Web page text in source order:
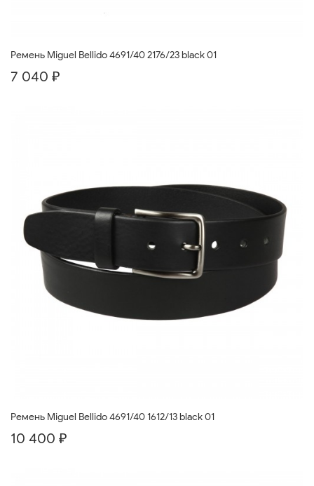
Ремень Miguel Bellido 4691/40 2176/23 black 01
7 040 ₽
Ремень Miguel Bellido 4691/40 1612/13 black 01
10 400 ₽